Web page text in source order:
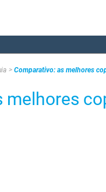
Comparativo: as melhores
melhores